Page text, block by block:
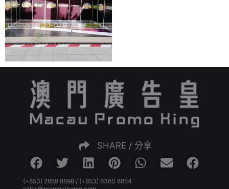
SHARE / 分享
(+853) 2889 8898 / (+853) 6360 8854